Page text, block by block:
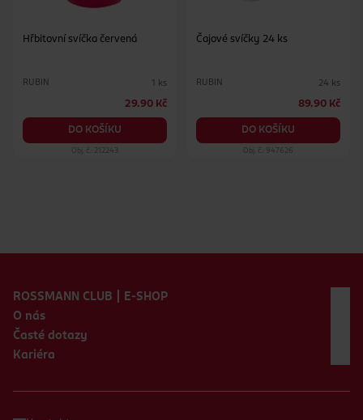
Hřbitovní svíčka červená
RUBIN 1 ks
29.90 Kč
DO KOŠÍKU
Obj. č.: 212243
Čajové svíčky 24 ks
RUBIN 24 ks
89.90 Kč
DO KOŠÍKU
Obj. č.: 947626
ROSSMANN CLUB | E-SHOP
O nás
Časté dotazy
Kariéra